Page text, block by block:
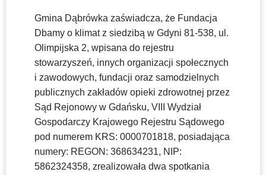
Gmina Dąbrówka zaświadcza, że Fundacja
Dbamy o klimat z siedzibą w Gdyni 81-538, ul.
Olimpijska 2, wpisana do rejestru
stowarzyszeń, innych organizacji społecznych
i zawodowych, fundacji oraz samodzielnych
publicznych zakładów opieki zdrowotnej przez
Sąd Rejonowy w Gdańsku, VIII Wydział
Gospodarczy Krajowego Rejestru Sądowego
pod numerem KRS: 0000701818, posiadająca
numery: REGON: 368634231, NIP:
5862324358, zrealizowała dwa spotkania